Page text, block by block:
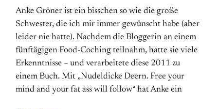
Anke Gröner ist ein bisschen so wie die große
Schwester, die ich mir immer gewünscht habe (aber
leider nie hatte). Nachdem die Bloggerin an einem
fünftägigen Food-Coching teilnahm, hatte sie viele
Erkenntnisse – und verarbeitete diese 2011 zu
einem Buch. Mit „Nudeldicke Deern. Free your
mind and your fat ass will follow“ hat Anke ein